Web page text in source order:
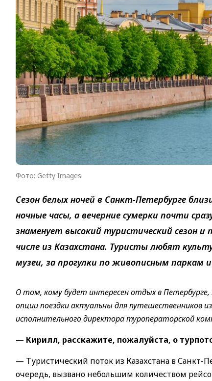
Фото: Getty Images
Сезон белых ночей в Санкт-Петербурге
ночные часы, а вечерние сумерки почти
знаменует высокий туристический сезон
числе из Казахстана. Туристы любят
музеи, за прогулки по живописным паркам
О том, кому будет интересен отдых в
опции поездки актуальны для путешественников
исполнительного директора туроператорской
— Кирилл, расскажите, пожалуйста, о
— Туристический поток из Казахстана в Санкт-
очередь, вызвано небольшим количеством